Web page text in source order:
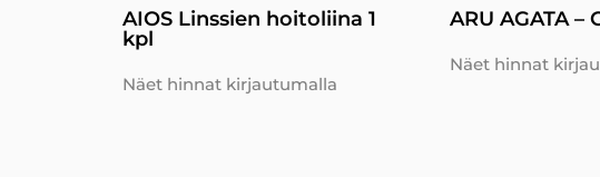
AIOS Linssien hoitoliina 1
kpl
Näet hinnat kirjautumalla
ARU AGATA –
Näet hinnat